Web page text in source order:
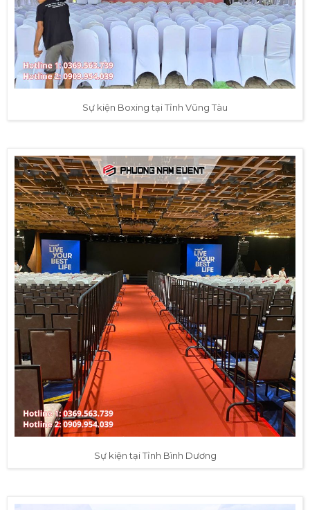
Sự kiện Boxing tại Tỉnh Vũng Tàu
Sự kiện tại Tỉnh Bình Dương